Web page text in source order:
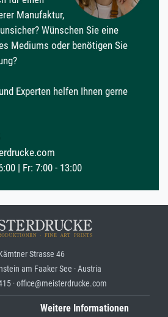
Manufaktur,
Wünschen Sie eine
Mediums oder benötigen Sie
Experten helfen Ihnen gerne
| Fr: 7:00 - 13:00
Strasse 46
am Faaker See · Austria
· office@meisterdrucke.com
Weitere Informationen